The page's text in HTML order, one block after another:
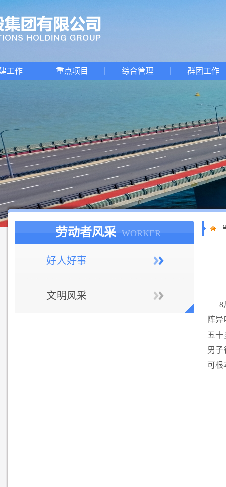
工作 重点项目 综合管理 群团工作
劳动者风采 WORKER
好人好事
文明风采
8
阵
五
男子
可根